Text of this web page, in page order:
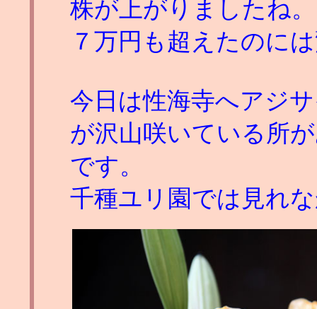
株が上がりましたね。
７万円も超えたのに
今日は性海寺へアジ
が沢山咲いている所
です。
千種ユリ園では見れ